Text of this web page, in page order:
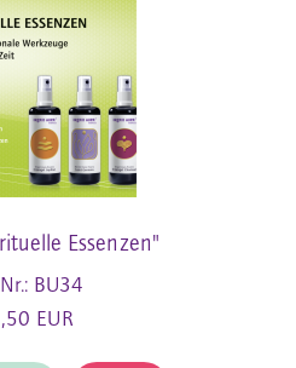
Essenzen"
BU34
EUR